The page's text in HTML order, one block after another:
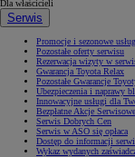
Dla właścicieli
Serwis
Promocje i sezonowe
Pozostałe oferty serwisu
Rezerwacja wizyty w
Gwarancja Toyota Relax
Pozostałe Gwarancje
Ubezpieczenia i naprawy
Innowacyjne usługi dla
Bezpłatne Akcje Serwisowe
Serwis Dobrych Cen
Serwis w ASO się opłaca
Dostęp do informacji
Wykaz wydanych